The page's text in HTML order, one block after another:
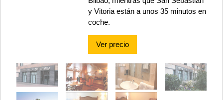
y Vitoria están a unos 35 minutos en
coche.
Ver precio